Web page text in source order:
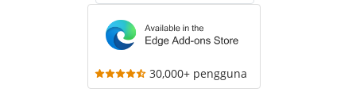
30,000+ pengguna